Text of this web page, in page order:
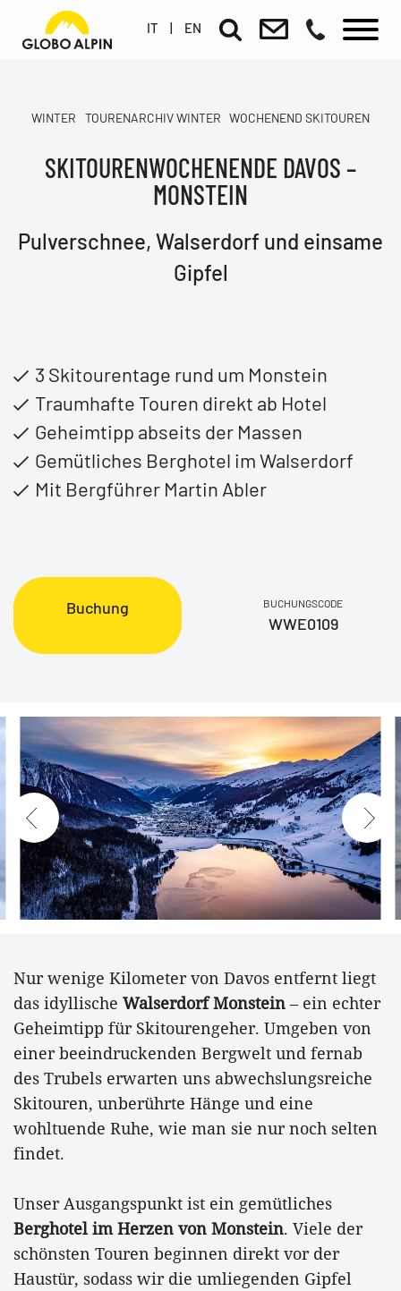
IT | EN
WINTER TOURENARCHIV WINTER WOCHENEND SKITOUREN
SKITOURENWOCHENENDE DAVOS –
MONSTEIN
Pulverschnee, Walserdorf und einsame
Gipfel
3 Skitourentage rund um Monstein
Traumhafte Touren direkt ab Hotel
Geheimtipp abseits der Massen
Gemütliches Berghotel im Walserdorf
Mit Bergführer Martin Abler
Buchung BUCHUNGSCODE
WWE0109
Nur wenige Kilometer von Davos entfernt liegt
das idyllische Walserdorf Monstein – ein echter
Geheimtipp für Skitourengeher. Umgeben von
einer beeindruckenden Bergwelt und fernab
des Trubels erwarten uns abwechslungsreiche
Skitouren, unberührte Hänge und eine
wohltuende Ruhe, wie man sie nur noch selten
findet.
Unser Ausgangspunkt ist ein gemütliches
Berghotel im Herzen von Monstein. Viele der
schönsten Touren beginnen direkt vor der
Haustür, sodass wir die umliegenden Gipfel